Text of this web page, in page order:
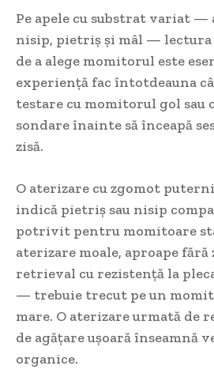
Pe apele cu substrat variat —
nisip, pietriș și mâl —
de a alege momitorul este
experiență fac întotdeauna
testare cu momitorul gol sau
sondare înainte să înceapă
zisă.
O aterizare cu zgomot
indică pietriș sau nisip
potrivit pentru momitoare
aterizare moale, aproape fără
retrieval cu rezistență la
— trebuie trecut pe un
mare. O aterizare urmată de
de agățare ușoară înseamnă
organice.